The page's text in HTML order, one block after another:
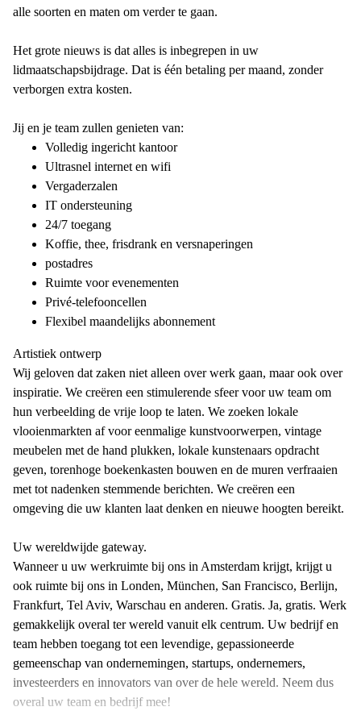
alle soorten en maten om verder te gaan.
Het grote nieuws is dat alles is inbegrepen in uw
lidmaatschapsbijdrage. Dat is één betaling per maand, zonder
verborgen extra kosten.
Jij en je team zullen genieten van:
Volledig ingericht kantoor
Ultrasnel internet en wifi
Vergaderzalen
IT ondersteuning
24/7 toegang
Koffie, thee, frisdrank en versnaperingen
postadres
Ruimte voor evenementen
Privé-telefooncellen
Flexibel maandelijks abonnement
Artistiek ontwerp
Wij geloven dat zaken niet alleen over werk gaan, maar ook over
inspiratie. We creëren een stimulerende sfeer voor uw team om
hun verbeelding de vrije loop te laten. We zoeken lokale
vlooienmarkten af ​​voor eenmalige kunstvoorwerpen, vintage
meubelen met de hand plukken, lokale kunstenaars opdracht
geven, torenhoge boekenkasten bouwen en de muren verfraaien
met tot nadenken stemmende berichten. We creëren een
omgeving die uw klanten laat denken en nieuwe hoogten bereikt.
Uw wereldwijde gateway.
Wanneer u uw werkruimte bij ons in Amsterdam krijgt, krijgt u
ook ruimte bij ons in Londen, München, San Francisco, Berlijn,
Frankfurt, Tel Aviv, Warschau en anderen. Gratis. Ja, gratis. Werk
gemakkelijk overal ter wereld vanuit elk centrum. Uw bedrijf en
team hebben toegang tot een levendige, gepassioneerde
gemeenschap van ondernemingen, startups, ondernemers,
investeerders en innovators van over de hele wereld. Neem dus
overal uw team en bedrijf mee!